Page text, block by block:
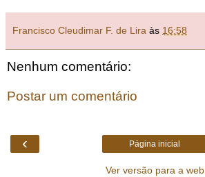
Francisco Cleudimar F. de Lira às 16:58
Nenhum comentário:
Postar um comentário
‹ Página inicial
Ver versão para a web